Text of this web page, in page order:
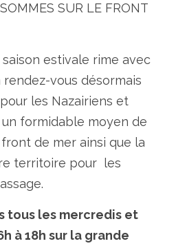
SUR LE FRONT
saison estivale rime avec
rendez-vous désormais
les Nazairiens et
formidable moyen de
de mer ainsi que la
territoire pour
les
tous les mercredis et
à 18h sur la grande